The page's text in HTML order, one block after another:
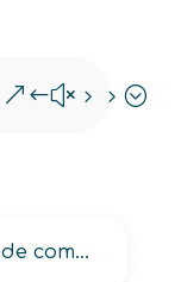
&#x55;
Technicien de fabrication de composants électroniques-microélectroniques